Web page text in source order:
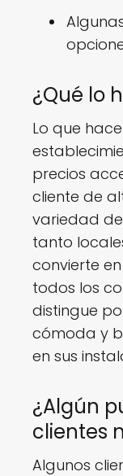
¿Qué lo
Lo que
precios
cliente de
variedad
tanto
convierte
todos los
distingue
cómoda y
en sus
¿Algún
clientes
Algunos